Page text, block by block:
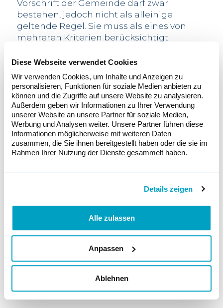
Diese Webseite verwendet Cookies
Wir verwenden Cookies, um Inhalte und Anzeigen zu
personalisieren, Funktionen für soziale Medien anbieten zu
können und die Zugriffe auf unsere Website zu analysieren.
Außerdem geben wir Informationen zu Ihrer Verwendung
unserer Website an unsere Partner für soziale Medien,
Werbung und Analysen weiter. Unsere Partner führen diese
Informationen möglicherweise mit weiteren Daten
zusammen, die Sie ihnen bereitgestellt haben oder die sie im
Rahmen Ihrer Nutzung der Dienste gesammelt haben.
Details zeigen
Alle zulassen
Anpassen
Ablehnen
Vorschrift der Gemeinde darf zwar
bestehen, jedoch nicht als alleinige
geltende Regel. Sie muss als eines von
mehreren Kriterien berücksichtigt
übrigens noch nicht zum Rekurs über den
Quartierplan ausgesprochen.
Patrick Jobin: „Die Bevölkerung hat sich mit
einer Stimmenmehrheit von 65.05 % für den
ausgesprochen und die Initiative mit über 60
% der Stimmen abgelehnt.“